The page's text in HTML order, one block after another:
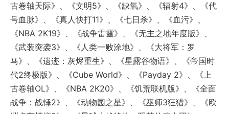
古卷轴天际》、《文明5》、《缺氧》、《辐射4》、《代
号血脉》、《真人快打11》、《七日杀》、《血污》、
《NBA 2K19》、《战争雷霆》、《无主之地年度版》、
《武装突袭3》、《人类一败涂地》、《大将军：罗
马》、《遗迹：灰烬重生》、《星露谷物语》、《帝国时
代2终极版》、《Cube World》、《Payday 2》、《上
古卷轴OL》、《NBA 2K20》、《饥荒联机版》、《全面
战争：战锤2》、《动物园之星》、《巫师3狂猎》、《欧